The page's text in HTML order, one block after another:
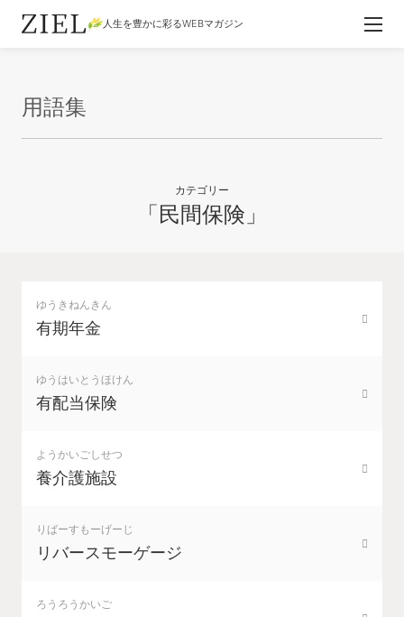
人生を豊かに彩るWEBマガジン
用語集
カテゴリー
「民間保険」
ゆうきねんきん
有期年金
ゆうはいとうほけん
有配当保険
ようかいごしせつ
養介護施設
りばーすもーげーじ
リバースモーゲージ
ろうろうかいご